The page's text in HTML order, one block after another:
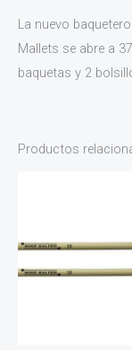
La nuevo
Mallets se abre a
baquetas y 2
Productos